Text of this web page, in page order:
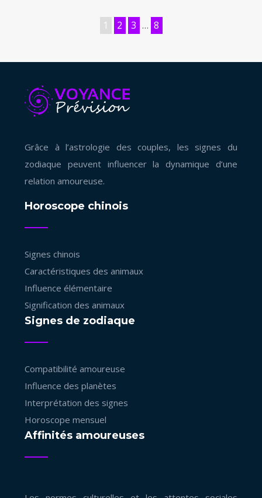
1 2 3 … 8
Grâce à l’astrologie des couples, les signes du
zodiaque peuvent influencer la dynamique d’une
relation amoureuse.
Horoscope chinois
Signes chinois
Caractéristiques des animaux
Influence élémentaire
Signification des animaux
Signes de zodiaque
Compatibilité amoureuse
Influence des planètes
Interprétation des signes
Horoscope mensuel
Affinités amoureuses